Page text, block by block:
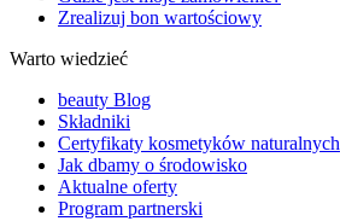
Zrealizuj bon wartościowy
Warto wiedzieć
beauty Blog
Składniki
Certyfikaty kosmetyków naturalnych
Jak dbamy o środowisko
Aktualne oferty
Program partnerski